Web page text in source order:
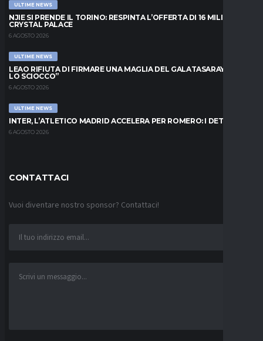
ULTIME NEWS
NJIE SI PRENDE IL TORINO: RESPINTA L’OFFERTA DI 16 MILIONI DAL
CRYSTAL PALACE
6 AGOSTO 2026
ULTIME NEWS
LEAO RIFIUTA DI FIRMARE UNA MAGLIA DEL GALATASARAY: “FAI
LO SCIOCCO”
6 AGOSTO 2026
ULTIME NEWS
INTER, L’ATLETICO MADRID ACCELERA PER ROMERO: I DETTAGLI
6 AGOSTO 2026
CONTATTACI
Vuoi diventare nostro sponsor? Contattaci!